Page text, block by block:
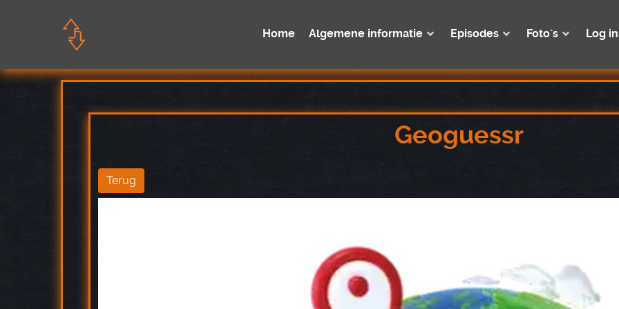
Home Algemene informatie Episodes Foto`s Log
Geoguessr
Terug